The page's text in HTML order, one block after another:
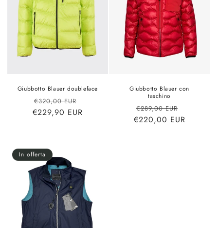
Giubbotto Blauer doubleface
Prezzo
di
€320,00 EUR
scontato
€229,90 EUR
Giubbotto Blauer con
taschino
Prezzo
di
€289,00 EUR
scontato
€220,00 EUR
In offerta